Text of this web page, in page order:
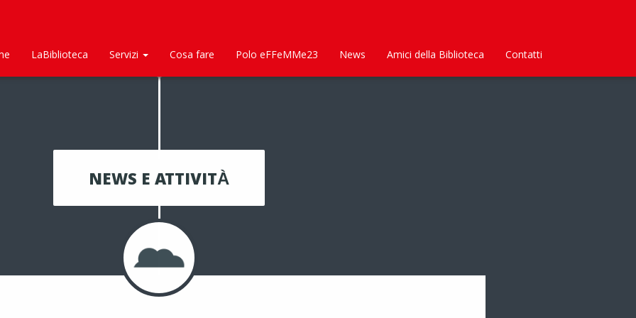
LaBiblioteca Servizi Cosa fare Polo eFFeMMe23 News Amici della Biblioteca Contatti
NEWS E ATTIVITÀ